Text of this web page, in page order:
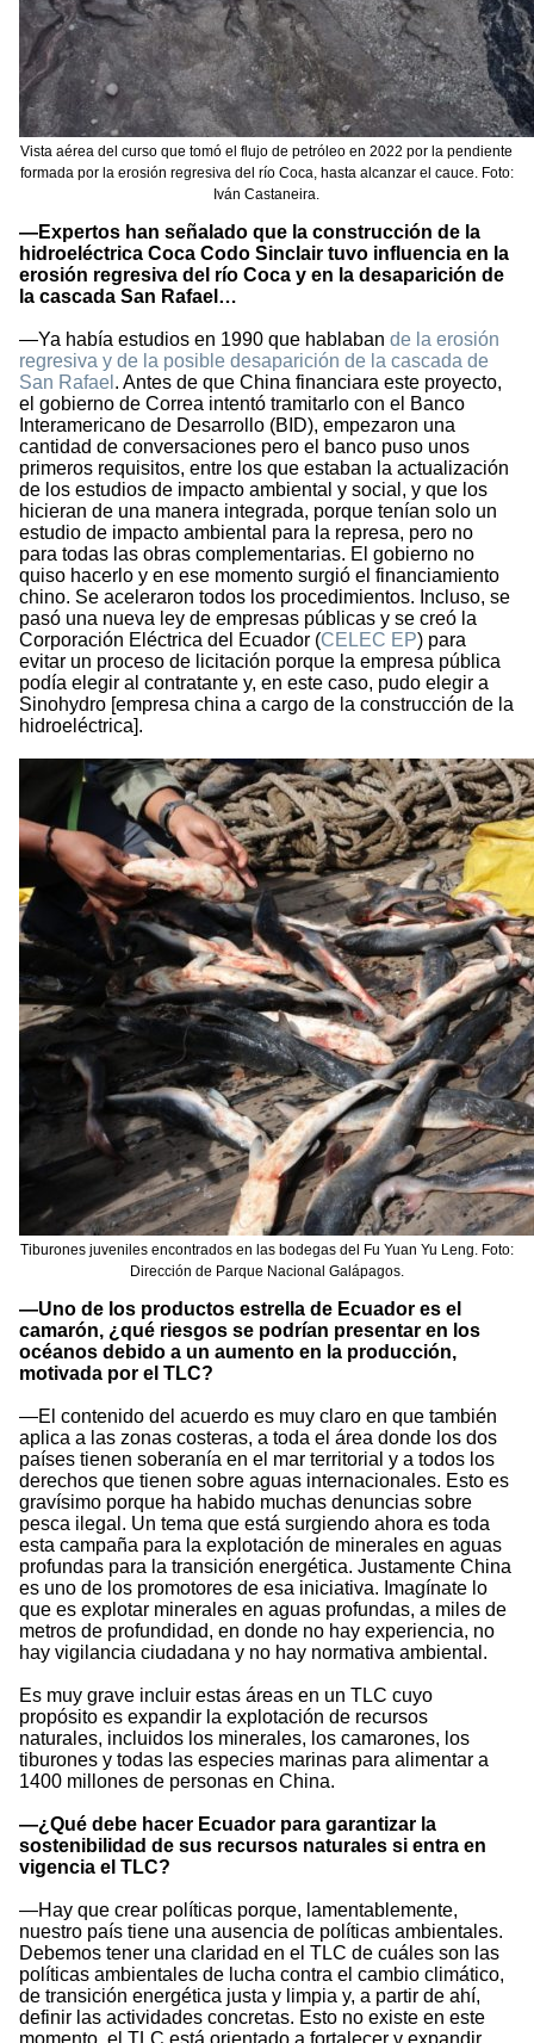
Vista aérea del curso que tomó el flujo de petróleo en 2022 por la pendiente
formada por la erosión regresiva del río Coca, hasta alcanzar el cauce. Foto:
Iván Castaneira.
—Expertos han señalado que la construcción de la
hidroeléctrica Coca Codo Sinclair tuvo influencia en la
erosión regresiva del río Coca y en la desaparición de
la cascada San Rafael…
—Ya había estudios en 1990 que hablaban de la erosión
regresiva y de la posible desaparición de la cascada de
San Rafael . Antes de que China financiara este proyecto,
el gobierno de Correa intentó tramitarlo con el Banco
Interamericano de Desarrollo (BID), empezaron una
cantidad de conversaciones pero el banco puso unos
primeros requisitos, entre los que estaban la actualización
de los estudios de impacto ambiental y social, y que los
hicieran de una manera integrada, porque tenían solo un
estudio de impacto ambiental para la represa, pero no
para todas las obras complementarias. El gobierno no
quiso hacerlo y en ese momento surgió el financiamiento
chino. Se aceleraron todos los procedimientos. Incluso, se
pasó una nueva ley de empresas públicas y se creó la
Corporación Eléctrica del Ecuador (CELEC EP) para
evitar un proceso de licitación porque la empresa pública
podía elegir al contratante y, en este caso, pudo elegir a
Sinohydro [empresa china a cargo de la construcción de la
hidroeléctrica].
Tiburones juveniles encontrados en las bodegas del Fu Yuan Yu Leng. Foto:
Dirección de Parque Nacional Galápagos.
—Uno de los productos estrella de Ecuador es el
camarón, ¿qué riesgos se podrían presentar en los
océanos debido a un aumento en la producción,
motivada por el TLC?
—El contenido del acuerdo es muy claro en que también
aplica a las zonas costeras, a toda el área donde los dos
países tienen soberanía en el mar territorial y a todos los
derechos que tienen sobre aguas internacionales. Esto es
gravísimo porque ha habido muchas denuncias sobre
pesca ilegal. Un tema que está surgiendo ahora es toda
esta campaña para la explotación de minerales en aguas
profundas para la transición energética. Justamente China
es uno de los promotores de esa iniciativa. Imagínate lo
que es explotar minerales en aguas profundas, a miles de
metros de profundidad, en donde no hay experiencia, no
hay vigilancia ciudadana y no hay normativa ambiental.
Es muy grave incluir estas áreas en un TLC cuyo
propósito es expandir la explotación de recursos
naturales, incluidos los minerales, los camarones, los
tiburones y todas las especies marinas para alimentar a
1400 millones de personas en China.
—¿Qué debe hacer Ecuador para garantizar la
sostenibilidad de sus recursos naturales si entra en
vigencia el TLC?
—Hay que crear políticas porque, lamentablemente,
nuestro país tiene una ausencia de políticas ambientales.
Debemos tener una claridad en el TLC de cuáles son las
políticas ambientales de lucha contra el cambio climático,
de transición energética justa y limpia y, a partir de ahí,
definir las actividades concretas. Esto no existe en este